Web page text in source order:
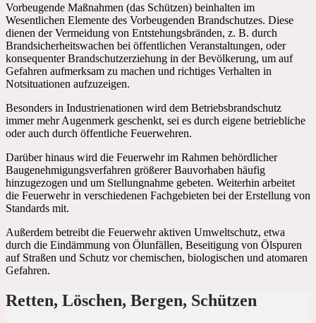
Vorbeugende Maßnahmen (das Schützen) beinhalten im
Wesentlichen Elemente des Vorbeugenden Brandschutzes. Diese
dienen der Vermeidung von Entstehungsbränden, z. B. durch
Brandsicherheitswachen bei öffentlichen Veranstaltungen, oder
konsequenter Brandschutzerziehung in der Bevölkerung, um auf
Gefahren aufmerksam zu machen und richtiges Verhalten in
Notsituationen aufzuzeigen.
Besonders in Industrienationen wird dem Betriebsbrandschutz
immer mehr Augenmerk geschenkt, sei es durch eigene betriebliche
oder auch durch öffentliche Feuerwehren.
Darüber hinaus wird die Feuerwehr im Rahmen behördlicher
Baugenehmigungsverfahren größerer Bauvorhaben häufig
hinzugezogen und um Stellungnahme gebeten. Weiterhin arbeitet
die Feuerwehr in verschiedenen Fachgebieten bei der Erstellung von
Standards mit.
Außerdem betreibt die Feuerwehr aktiven Umweltschutz, etwa
durch die Eindämmung von Ölunfällen, Beseitigung von Ölspuren
auf Straßen und Schutz vor chemischen, biologischen und atomaren
Gefahren.
Retten, Löschen, Bergen, Schützen